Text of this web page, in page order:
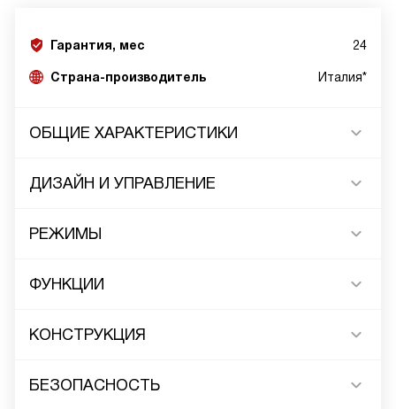
Гарантия, мес 24
Страна-производитель Италия*
ОБЩИЕ ХАРАКТЕРИСТИКИ
ДИЗАЙН И УПРАВЛЕНИЕ
РЕЖИМЫ
ФУНКЦИИ
КОНСТРУКЦИЯ
БЕЗОПАСНОСТЬ